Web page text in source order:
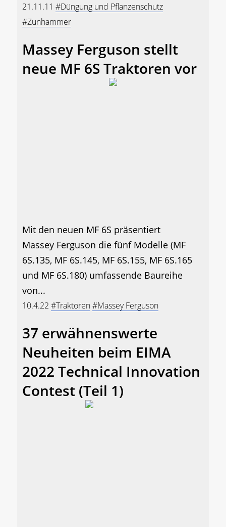
21.11.11 #Düngung und Pflanzenschutz
#Zunhammer
Massey Ferguson stellt
neue MF 6S Traktoren vor
Mit den neuen MF 6S präsentiert
Massey Ferguson die fünf Modelle (MF
6S.135, MF 6S.145, MF 6S.155, MF 6S.165
und MF 6S.180) umfassende Baureihe
von...
10.4.22 #Traktoren#Massey Ferguson
37 erwähnenswerte
Neuheiten beim EIMA
2022 Technical Innovation
Contest (Teil 1)